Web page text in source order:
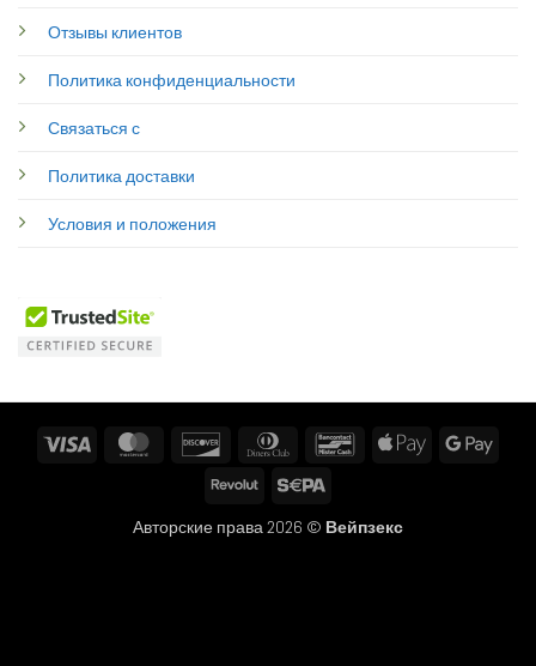
Отзывы клиентов
Политика конфиденциальности
Связаться с
Политика доставки
Условия и положения
Visa MasterCard Discover
Dinners
BancontactApple
Revolut
Авторские права 2026 © Вейпзекс